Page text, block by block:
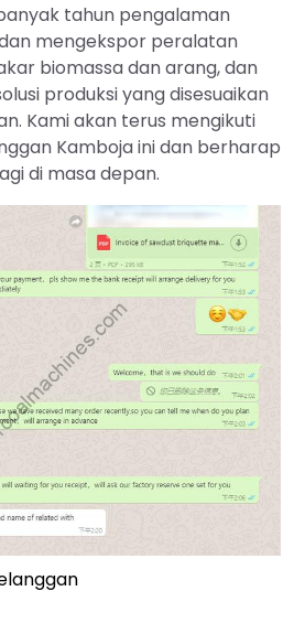
tahun pengalaman
mengekspor peralatan
biomassa dan arang, dan
produksi yang disesuaikan
Kami akan terus mengikuti
Kamboja ini dan berharap
di masa depan.